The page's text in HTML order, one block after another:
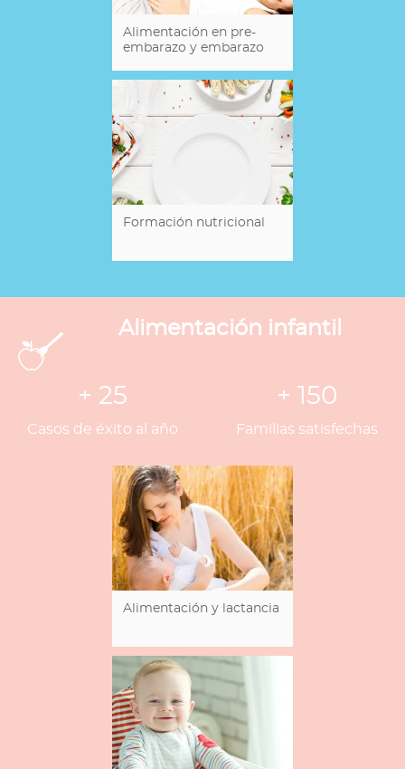
Alimentación en pre-
embarazo y embarazo
Formación nutricional
Alimentación infantil
+ 25
Casos de éxito al año
+ 150
Familias satisfechas
Alimentación y lactancia